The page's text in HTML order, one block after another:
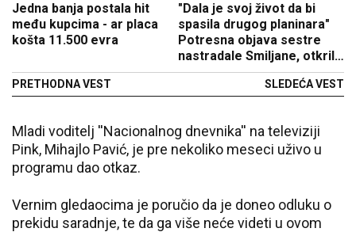
Jedna banja postala hit
među kupcima - ar placa
košta 11.500 evra
PRETHODNA VEST
"Dala je svoj život da bi
spasila drugog planinara"
Potresna objava sestre
nastradale Smiljane, otkrila
detalje tragedije na
SLEDEĆA VEST
Mladi voditelj ''Nacionalnog dnevnika'' na televiziji
Pink, Mihajlo Pavić, je pre nekoliko meseci uživo u
programu dao otkaz.
Vernim gledaocima je poručio da je doneo odluku o
prekidu saradnje, te da ga više neće videti u ovom